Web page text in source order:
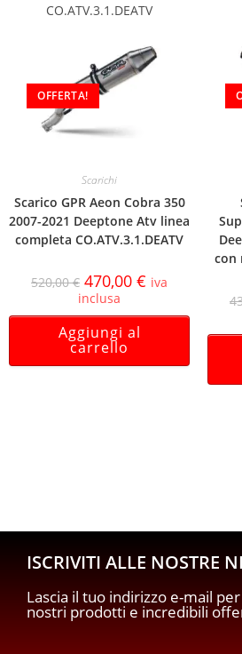
CO.ATV.3.1.DEATV
OFFERTA!
Scarichi
Scarico GPR Aeon Cobra 350
2007-2021 Deeptone Atv linea
completa CO.ATV.3.1.DEATV
520,00€ 470,00 € iva
inclusa
Aggiungi al
carrello
con
ISCRIVITI ALLE NOSTRE
Lascia il tuo indirizzo e-mail
nostri prodotti e incredibili